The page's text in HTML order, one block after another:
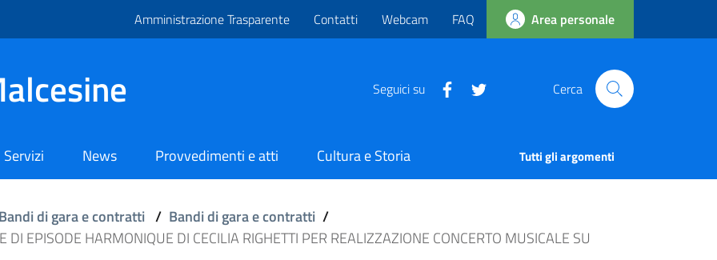
Amministrazione Trasparente Contatti Webcam FAQ Area personale
Seguici su Cerca
Servizi News Provvedimenti e atti Cultura e Storia Tutti gli argomenti
Bandi di gara e contratti / Bandi di gara e contratti /
DI EPISODE HARMONIQUE DI CECILIA RIGHETTI PER REALIZZAZIONE CONCERTO MUSICALE SU